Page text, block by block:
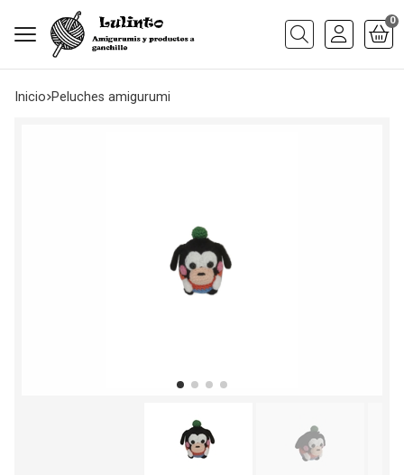
Buscar
0
Inicio peluches amigurumi